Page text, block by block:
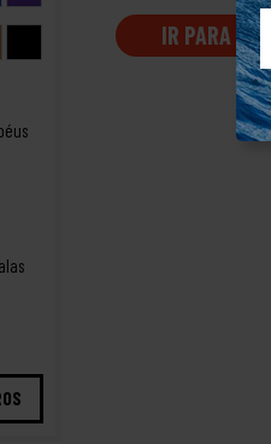
IR PARA